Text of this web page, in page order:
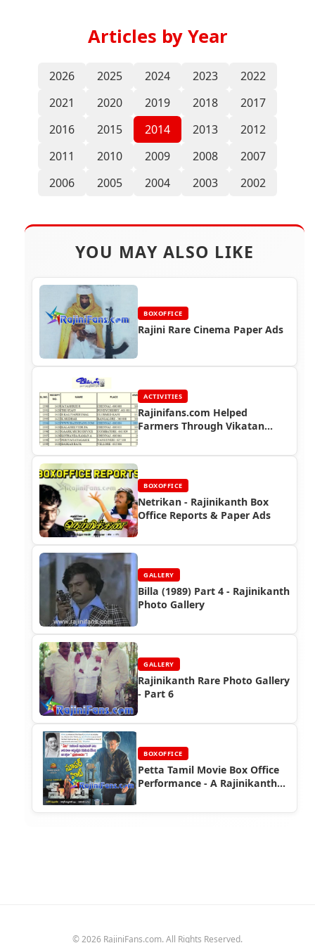
Articles by Year
2026 2025 2024 2023
2022
2021
2020 2019 2018
2017
2016
2015 2014 2013
2012
2011
2010 2009 2008
2007
2006
2005 2004 2003 2002
YOU MAY ALSO LIKE
BOXOFFICE
Rajini Rare Cinema Paper Ads
ACTIVITIES
Rajinifans.com Helped
Farmers Through Vikatan
BOXOFFICE
Netrikan - Rajinikanth Box
Office Reports & Paper Ads
GALLERY
Billa (1989) Part 4 - Rajinikanth
Photo Gallery
GALLERY
Rajinikanth Rare Photo Gallery
- Part 6
BOXOFFICE
Petta Tamil Movie Box Office
Performance - A Rajinikanth
© 2026 RajiniFans.com. All Rights Reserved.